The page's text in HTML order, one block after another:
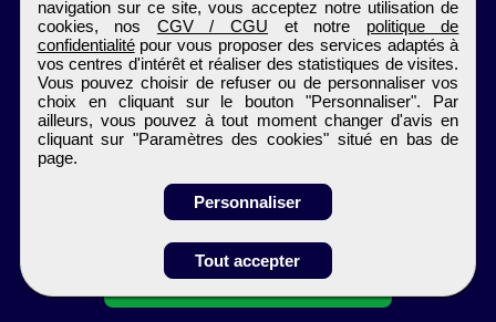
Obtenir ses
coordonnées
navigation sur ce site, vous acceptez notre utilisation de
cookies, nos CGV / CGU et notre politique de
confidentialitépour vous proposer des services adaptés à
vos centres d'intérêt et réaliser des statistiques de visites.
Vous pouvez choisir de refuser ou de personnaliser vos
choix en cliquant sur le bouton "Personnaliser". Par
ailleurs, vous pouvez à tout moment changer d'avis en
cliquant sur "Paramètres des cookies" situé en bas de
page.
Personnaliser
Tout accepter
BTPEXPERT
Tous droits réservés © 1999 - 2026